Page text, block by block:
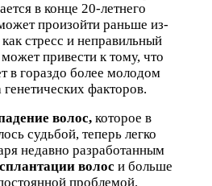
в конце 20-летнего
произойти раньше из-
стресс и неправильный
привести к тому, что
в гораздо более молодом
генетических факторов.
волос,которое в
судьбой, теперь легко
недавно разработанным
волос и больше
проблемой.